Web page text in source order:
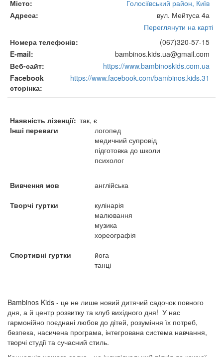
Місто
Голосіївський район, Київ
Адреса
вул. Мейтуса 4а
Переглянути на карті
Номера телефонів
(067)320-57-15
E-mail
bambinos.kids.ua@gmail.com
Веб-сайт
https://www.bambinoskids.com.ua
Facebook
сторінка
https://www.facebook.com/bambinos.kids.31
Наявність лізенції так, є
Інші переваги
логопед
медичний супровід
підготовка до школи
психолог
Вивчення мов
англійська
Творчі гуртки
кулінарія
малювання
музика
хореографія
Спортивні гуртки
йога
танці
Bambinos Kids - це не лише новий дитячий садочок повного
дня, а й центр розвитку та клуб вихідного дня! ​ У нас
гармонійно поєднані любов до дітей, розуміння їх потреб,
безпека, насичена програма, інтегрована система навчання,
творчі студії та сучасний стиль.